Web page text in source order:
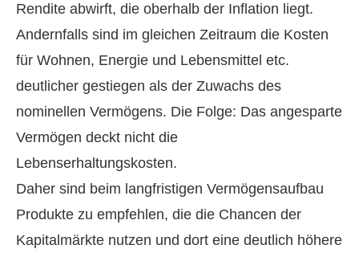
Rendite abwirft, die oberhalb der Inflation liegt.
Andernfalls sind im gleichen Zeitraum die Kosten
für Wohnen, Energie und Lebensmittel etc.
deutlicher gestiegen als der Zuwachs des
nominellen Vermögens. Die Folge: Das angesparte
Vermögen deckt nicht die
Lebenserhaltungskosten.
Daher sind beim langfristigen Vermögensaufbau
Produkte zu empfehlen, die die Chancen der
Kapitalmärkte nutzen und dort eine deutlich höhere